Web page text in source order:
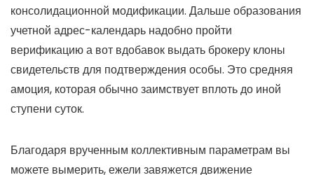
консолидационной модификации. Дальше образования
учетной адрес-календарь надобно пройти
верификацию а вот вдобавок выдать брокеру клоны
свидетельств для подтверждения особы. Это средняя
амоция, которая обычно заимствует вплоть до иной
ступени суток.
Благодаря врученным коллективным параметрам вы
можете вымерить, ежели завяжется движение